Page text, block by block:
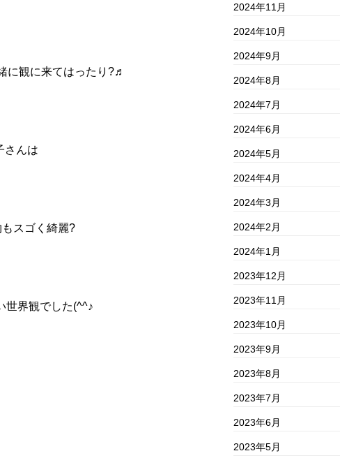
に観に来てはったり?♬
さんは
スゴく綺麗?
世界観でした(^^♪
2024年11月
2024年10月
2024年9月
2024年8月
2024年7月
2024年6月
2024年5月
2024年4月
2024年3月
2024年2月
2024年1月
2023年12月
2023年11月
2023年10月
2023年9月
2023年8月
2023年7月
2023年6月
2023年5月